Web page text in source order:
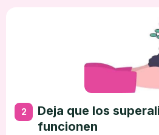
2
Deja que los
funcionen